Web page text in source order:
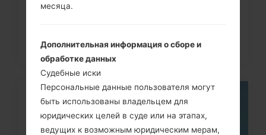
месяца.
Дополнительная информация о сборе и
обработке данных
Судебные иски
Персональные данные пользователя могут
быть использованы владельцем для
юридических целей в суде или на этапах,
ведущих к возможным юридическим мерам,